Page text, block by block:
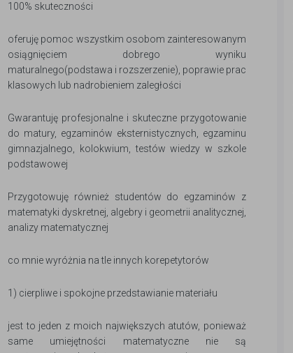
100% skuteczności
oferuję pomoc wszystkim osobom zainteresowanym
osiągnięciem dobrego wyniku
maturalnego(podstawa i rozszerzenie), poprawie prac
klasowych lub nadrobieniem zaległości
Gwarantuję profesjonalne i skuteczne przygotowanie
do matury, egzaminów eksternistycznych, egzaminu
gimnazjalnego, kolokwium, testów wiedzy w szkole
podstawowej
Przygotowuję również studentów do egzaminów z
matematyki dyskretnej, algebry i geometrii analitycznej,
analizy matematycznej
co mnie wyróżnia na tle innych korepetytorów
1) cierpliwe i spokojne przedstawianie materiału
jest to jeden z moich największych atutów, ponieważ
same umiejętności matematyczne nie są